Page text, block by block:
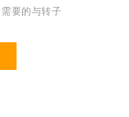
要的与转子